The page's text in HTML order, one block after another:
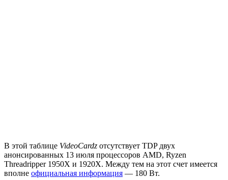
В этой таблице VideoCardz отсутствует TDP двух
анонсированных 13 июля процессоров AMD, Ryzen
Threadripper 1950X и 1920X. Между тем на этот счет имеется
вполне официальная информация — 180 Вт.